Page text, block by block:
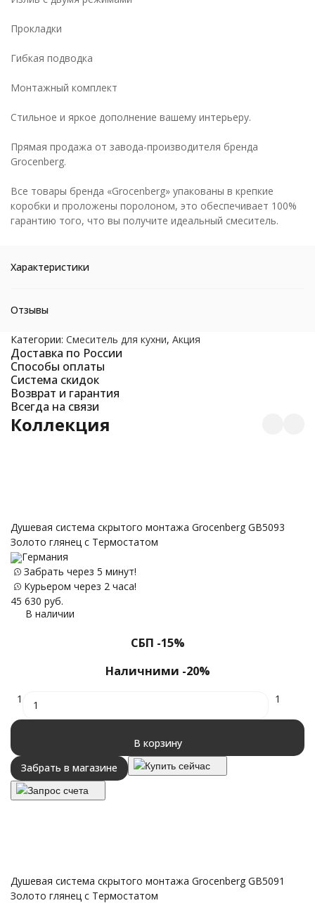
Прокладки
Гибкая подводка
Монтажный комплект
Стильное и яркое дополнение вашему интерьеру.
Прямая продажа от завода-производителя бренда
Grocenberg.
Все товары бренда «Grocenberg» упакованы в крепкие
коробки и проложены поролоном, это обеспечивает 100%
гарантию того, что вы получите идеальный смеситель.
Характеристики
Отзывы
Категории: Смеситель для кухни, Акция
Доставка по России
Способы оплаты
Система скидок
Возврат и гарантия
Всегда на связи
Коллекция
Душевая система скрытого монтажа Grocenberg GB5093
Золото глянец с Термостатом
Германия
Забрать через 5 минут!
Курьером через 2 часа!
45 630 руб.
В наличии
СБП -15%
Наличними -20%
1 1
В корзину
Забрать в магазине
Купить сейчас
Запрос счета
Душевая система скрытого монтажа Grocenberg GB5091
Золото глянец с Термостатом